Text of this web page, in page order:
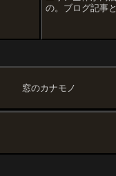
の。ブログ記事
窓のカナモノ